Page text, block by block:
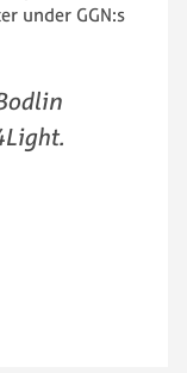
under GGN:s